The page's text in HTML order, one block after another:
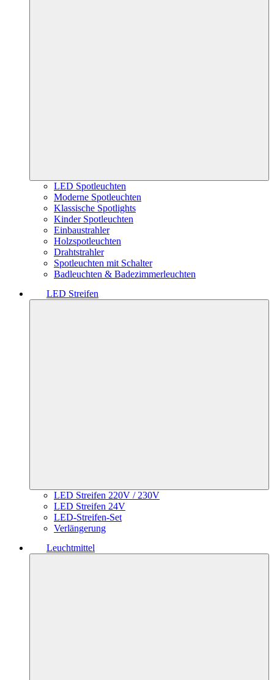
LED Spotleuchten
Moderne Spotleuchten
Klassische Spotlights
Kinder Spotleuchten
Einbaustrahler
Holzspotleuchten
Drahtstrahler
Spotleuchten mit Schalter
Badleuchten & Badezimmerleuchten
LED Streifen
LED Streifen 220V / 230V
LED Streifen 24V
LED-Streifen-Set
Verlängerung
Leuchtmittel